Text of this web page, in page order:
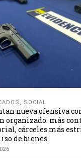
, SOCIAL
nueva ofensiva
organizado: más
cárceles más
de bienes